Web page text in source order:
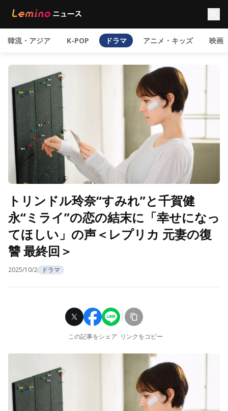
韓流・アジア K-POP ドラマ アニメ・キッズ 映画
トリンドル玲奈“すみれ”と千賀健
永“ミライ”の恋の結末に「幸せになっ
てほしい」の声＜レプリカ 元妻の復
讐 最終回＞
2025/10/2 ドラマ
この記事をシェア リンクをコピー